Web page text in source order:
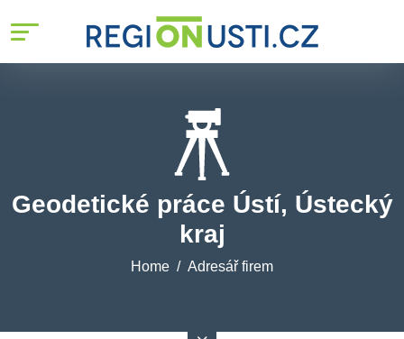
Geodetické práce Ústí, Ústecký
kraj
Home Adresář firem